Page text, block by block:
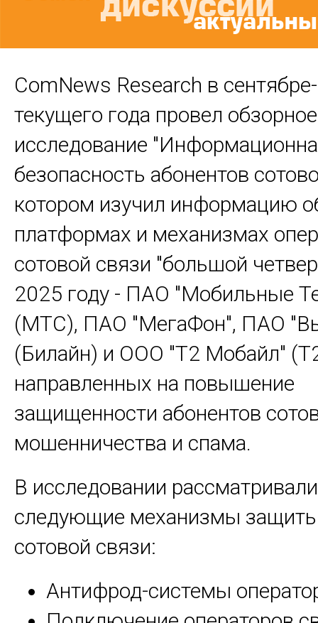
ComNews Research в
текущего года провел обзорное
исследование
безопасность абонентов
котором изучил информацию
платформах и механизмах
сотовой связи "большой
2025 году - ПАО "Мобильные
(МТС), ПАО "МегаФон", ПАО
(Билайн) и ООО "Т2 Мобайл"
направленных на повышение
защищенности абонентов
мошенничества и спама.
В исследовании
следующие механизмы
сотовой связи:
Антифрод-системы